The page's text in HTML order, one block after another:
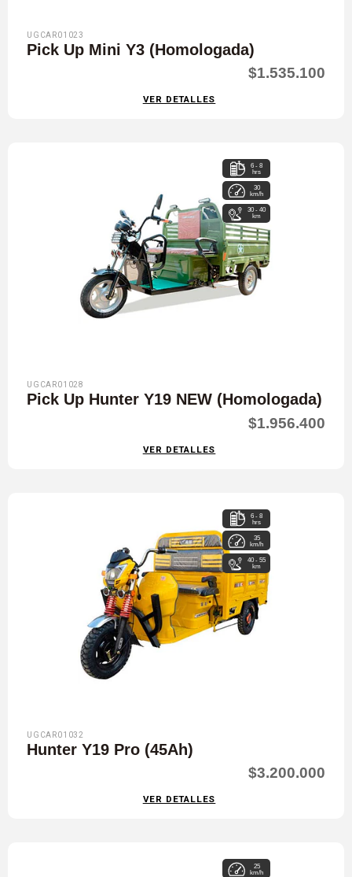
UGCAR01023
Pick Up Mini Y3 (Homologada)
$1.535.100
VER DETALLES
6 - 8
hrs
30
km/h
30 - 40
km
UGCAR01028
Pick Up Hunter Y19 NEW (Homologada)
$1.956.400
VER DETALLES
6 - 8
hrs
35
km/h
40 - 55
km
UGCAR01032
Hunter Y19 Pro (45Ah)
$3.200.000
VER DETALLES
25
km/h